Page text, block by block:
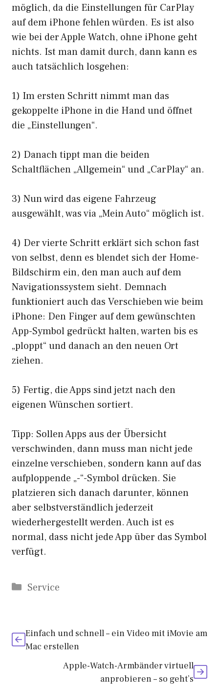
möglich, da die Einstellungen für CarPlay
auf dem iPhone fehlen würden. Es ist also
wie bei der Apple Watch, ohne iPhone geht
nichts. Ist man damit durch, dann kann es
auch tatsächlich losgehen:
1) Im ersten Schritt nimmt man das
gekoppelte iPhone in die Hand und öffnet
die „Einstellungen“.
2) Danach tippt man die beiden
Schaltflächen „Allgemein“ und „CarPlay“ an.
3) Nun wird das eigene Fahrzeug
ausgewählt, was via „Mein Auto“ möglich ist.
4) Der vierte Schritt erklärt sich schon fast
von selbst, denn es blendet sich der Home-
Bildschirm ein, den man auch auf dem
Navigationssystem sieht. Demnach
funktioniert auch das Verschieben wie beim
iPhone: Den Finger auf dem gewünschten
App-Symbol gedrückt halten, warten bis es
„ploppt“ und danach an den neuen Ort
ziehen.
5) Fertig, die Apps sind jetzt nach den
eigenen Wünschen sortiert.
Tipp: Sollen Apps aus der Übersicht
verschwinden, dann muss man nicht jede
einzelne verschieben, sondern kann auf das
aufploppende „-“-Symbol drücken. Sie
platzieren sich danach darunter, können
aber selbstverständlich jederzeit
wiederhergestellt werden. Auch ist es
normal, dass nicht jede App über das Symbol
verfügt.
Kategorien
Service
Einfach und schnell – ein Video mit iMovie am
Mac erstellen
Apple-Watch-Armbänder virtuell
anprobieren – so geht’s